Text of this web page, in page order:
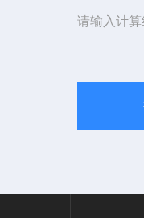
请输入计